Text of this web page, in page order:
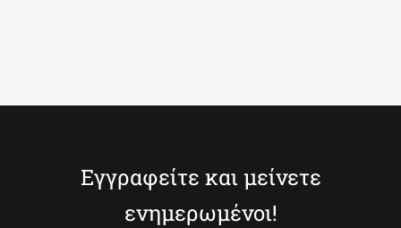
Εγγραφείτε και μείνετε
ενημερωμένοι!